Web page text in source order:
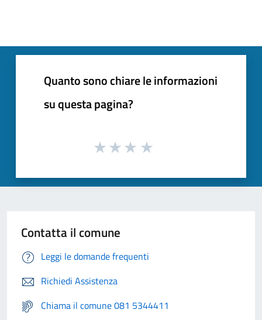
Quanto sono chiare le informazioni
su questa pagina?
Contatta il comune
Leggi le domande frequenti
Richiedi Assistenza
Chiama il comune 081 5344411